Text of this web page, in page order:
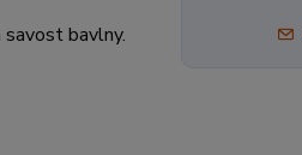
savost bavlny.